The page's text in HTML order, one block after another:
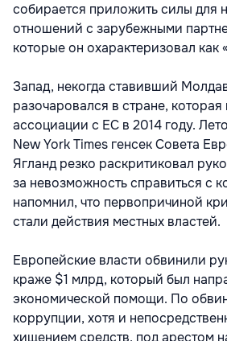
собирается приложить силы для
отношений с зарубежными
которые он охарактеризовал как
Запад, некогда ставивший
разочаровался в стране, которая
ассоциации с ЕС в 2014 году.
New York Times генсек Совета
Ягланд резко раскритиковал
за невозможность справиться с
напомнил, что первопричиной
стали действия местных властей.
Европейские власти обвинили
краже $1 млрд, который был
экономической помощи. По
коррупции, хотя и